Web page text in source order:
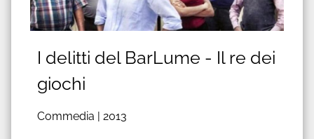
I delitti del BarLume - Il re dei
giochi
Commedia | 2013